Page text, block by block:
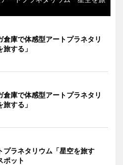
倉庫で体感型アートプラネタリ
旅する」
倉庫で体感型アートプラネタリ
旅する」
プラネタリウム「星空を旅す
ポット